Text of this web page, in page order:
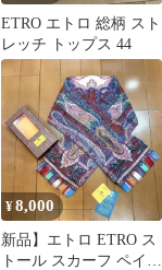
ETRO エトロ 総柄 スト
レッチ トップス 44
¥8,000
新品】エトロ ETRO ス
トール スカーフ ペイズ